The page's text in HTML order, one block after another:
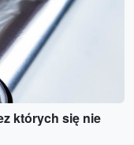
których się nie